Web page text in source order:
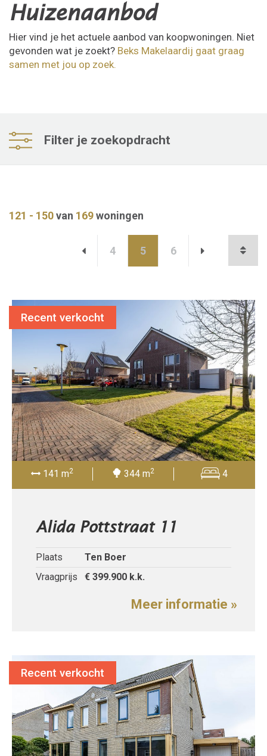
Huizenaanbod
Hier vind je het actuele aanbod van koopwoningen. Niet
gevonden wat je zoekt? Beks Makelaardij gaat graag
samen met jou op zoek.
Filter je zoekopdracht
121 - 150van 169woningen
4 5 6
141 m2 344 m2 4
Alida Pottstraat 11
Plaats
Ten Boer
Vraagprijs
€ 399.900 k.k.
Meer informatie »
Recent verkocht
Recent verkocht